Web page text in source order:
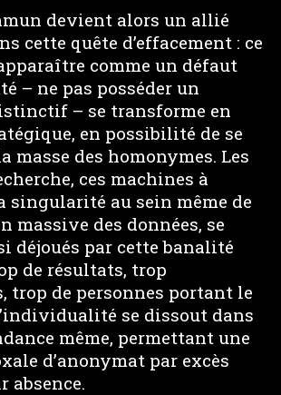
devient alors un allié
cette quête d’effacement : ce
comme un défaut
– ne pas posséder un
– se transforme en
en possibilité de se
masse des homonymes. Les
ces machines à
singularité au sein même de
massive des données, se
déjoués par cette banalité
de résultats, trop
trop de personnes portant le
se dissout dans
même, permettant une
d’anonymat par excès
absence.